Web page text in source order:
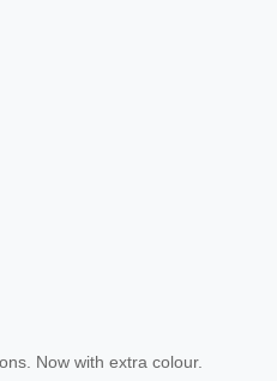
Now with extra colour.